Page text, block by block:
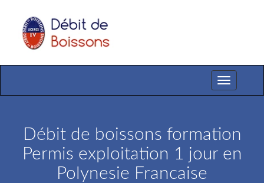
Toggle
navigation
Débit de boissons formation
Permis exploitation 1 jour en
Polynesie Francaise